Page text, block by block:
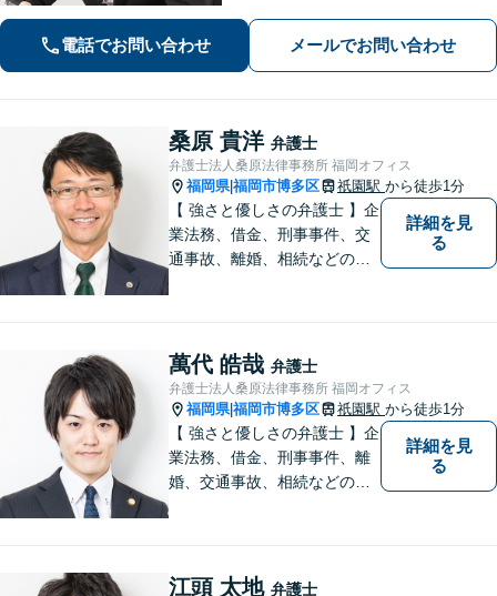
詐欺、刑事事件（博多警察署まで徒歩5
分）や相続にも対応。
電話でお問い合わせ メールでお問い合わせ
桑原 貴洋 弁護士
弁護士法人桑原法律事務所 福岡オフィス
福岡県|福岡市博多区 祇園駅 から徒歩1分
【 強さと優しさの弁護士 】企
業法務、借金、刑事事件、交
通事故、離婚、相続などのご
なリーガルサービスを提供い
たします。
詳細を見
る
萬代 皓哉 弁護士
弁護士法人桑原法律事務所 福岡オフィス
福岡県|福岡市博多区 祇園駅 から徒歩1分
【 強さと優しさの弁護士 】企
業法務、借金、刑事事件、離
婚、交通事故、相続などのご
なリーガルサービスを提供い
詳細を見
る
江頭 太地 弁護士